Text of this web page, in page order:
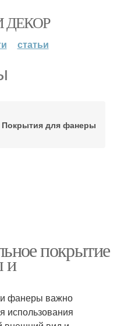
ДЕКОР
статьи
Покрытия для фанеры
покрытие
и
фанеры важно
использования